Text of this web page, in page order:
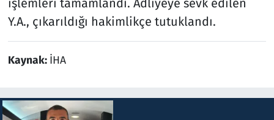
Y.A., çıkarıldığı hakimlikçe tutuklandı.
Kaynak: İHA
Televizyon